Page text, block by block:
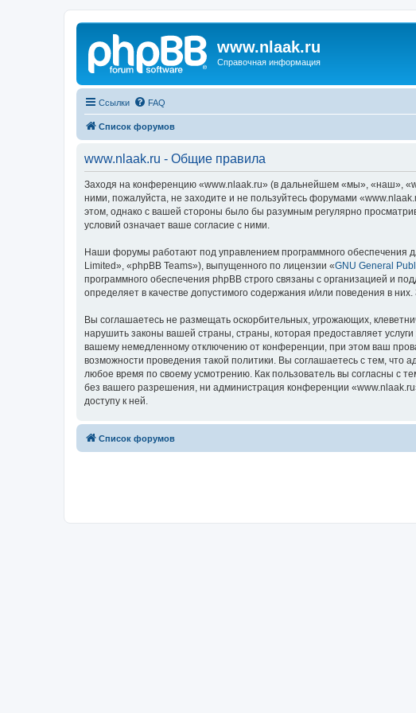
www.nlaak.ru
Справочная информация
Ссылки FAQ
Список форумов
www.nlaak.ru - Общие правила
Заходя на конференцию «www.nlaak.ru» (в дальнейшем «мы», «наш»,
ними, пожалуйста, не заходите и не пользуйтесь форумами
этом, однако с вашей стороны было бы разумным регулярно
условий означает ваше согласие с ними.
Наши форумы работают под управлением программного обеспечения
Limited», «phpBB Teams»), выпущенного по лицензии «GNU General
программного обеспечения phpBB строго связаны с организацией и
определяет в качестве допустимого содержания и/или поведения в
Вы соглашаетесь не размещать оскорбительных, угрожающих,
нарушить законы вашей страны, страны, которая предоставляет
вашему немедленному отключению от конференции, при этом ваш
возможности проведения такой политики. Вы соглашаетесь с тем,
любое время по своему усмотрению. Как пользователь вы согласны с
без вашего разрешения, ни администрация конференции
доступу к ней.
Список форумов